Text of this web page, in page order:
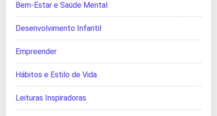
Bem-Estar e Saúde Mental
Desenvolvimento Infantil
Empreender
Hábitos e Estilo de Vida
Leituras Inspiradoras